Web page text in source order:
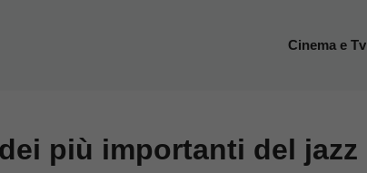
Cinema e Tv
più importanti del jazz